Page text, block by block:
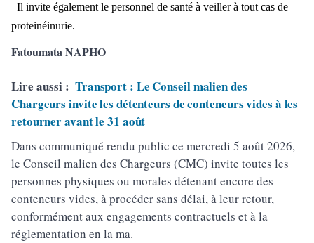
Il invite également le personnel de santé à veiller à tout cas de
proteinéinurie.
Fatoumata NAPHO
Lire aussi : Transport : Le Conseil malien des
Chargeurs invite les détenteurs de conteneurs vides à les
retourner avant le 31 août
Dans communiqué rendu public ce mercredi 5 août 2026,
le Conseil malien des Chargeurs (CMC) invite toutes les
personnes physiques ou morales détenant encore des
conteneurs vides, à procéder sans délai, à leur retour,
conformément aux engagements contractuels et à la
réglementation en la ma.